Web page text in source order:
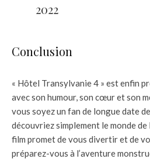
2022
Conclusion
« Hôtel Transylvanie 4 » est enfin
avec son humour, son cœur et son
vous soyez un fan de longue date
découvriez simplement le monde
film promet de vous divertir et de
préparez-vous à l’aventure